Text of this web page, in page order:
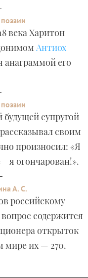
века Харитон
Антиох
анаграммой его
будущей супругой
своим
произносил: «Я
я огончарован!».
А. С.
российскому
содержится
открыток
мире их — 270.